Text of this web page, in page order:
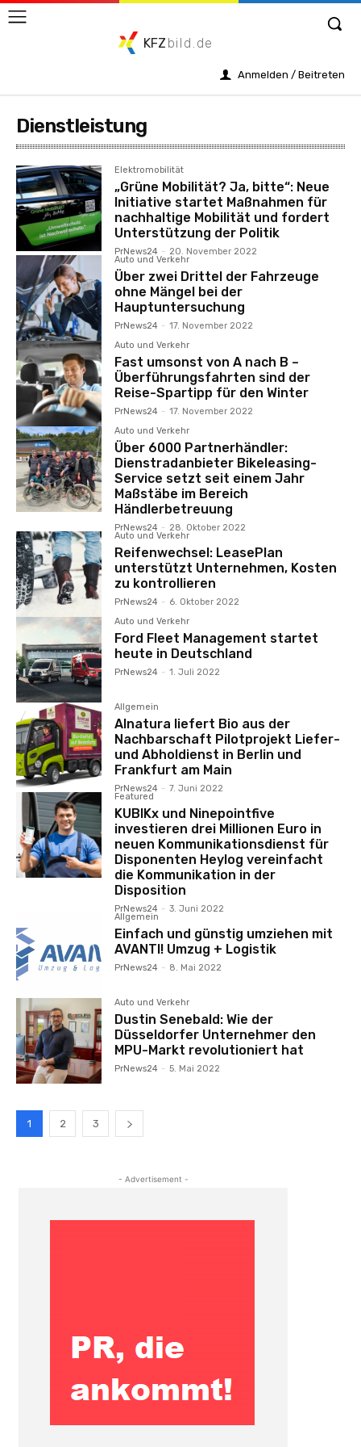
KFZ bild.de
Anmelden / Beitreten
Dienstleistung
Elektromobilität
„Grüne Mobilität? Ja, bitte“: Neue
Initiative startet Maßnahmen für
nachhaltige Mobilität und fordert
Unterstützung der Politik
PrNews24 - 20. November 2022
Auto und Verkehr
Über zwei Drittel der Fahrzeuge
ohne Mängel bei der
Hauptuntersuchung
PrNews24 - 17. November 2022
Auto und Verkehr
Fast umsonst von A nach B –
Überführungsfahrten sind der
Reise-Spartipp für den Winter
PrNews24 - 17. November 2022
Auto und Verkehr
Über 6000 Partnerhändler:
Dienstradanbieter Bikeleasing-
Service setzt seit einem Jahr
Maßstäbe im Bereich
Händlerbetreuung
PrNews24 - 28. Oktober 2022
Auto und Verkehr
Reifenwechsel: LeasePlan
unterstützt Unternehmen, Kosten
zu kontrollieren
PrNews24 - 6. Oktober 2022
Auto und Verkehr
Ford Fleet Management startet
heute in Deutschland
PrNews24 - 1. Juli 2022
Allgemein
Alnatura liefert Bio aus der
Nachbarschaft Pilotprojekt Liefer-
und Abholdienst in Berlin und
Frankfurt am Main
PrNews24 - 7. Juni 2022
Featured
KUBIKx und Ninepointfive
investieren drei Millionen Euro in
neuen Kommunikationsdienst für
Disponenten Heylog vereinfacht
die Kommunikation in der
Disposition
PrNews24 - 3. Juni 2022
Allgemein
Einfach und günstig umziehen mit
AVANTI! Umzug + Logistik
PrNews24 - 8. Mai 2022
Auto und Verkehr
Dustin Senebald: Wie der
Düsseldorfer Unternehmer den
MPU-Markt revolutioniert hat
PrNews24 - 5. Mai 2022
1 2 3
- Advertisement -